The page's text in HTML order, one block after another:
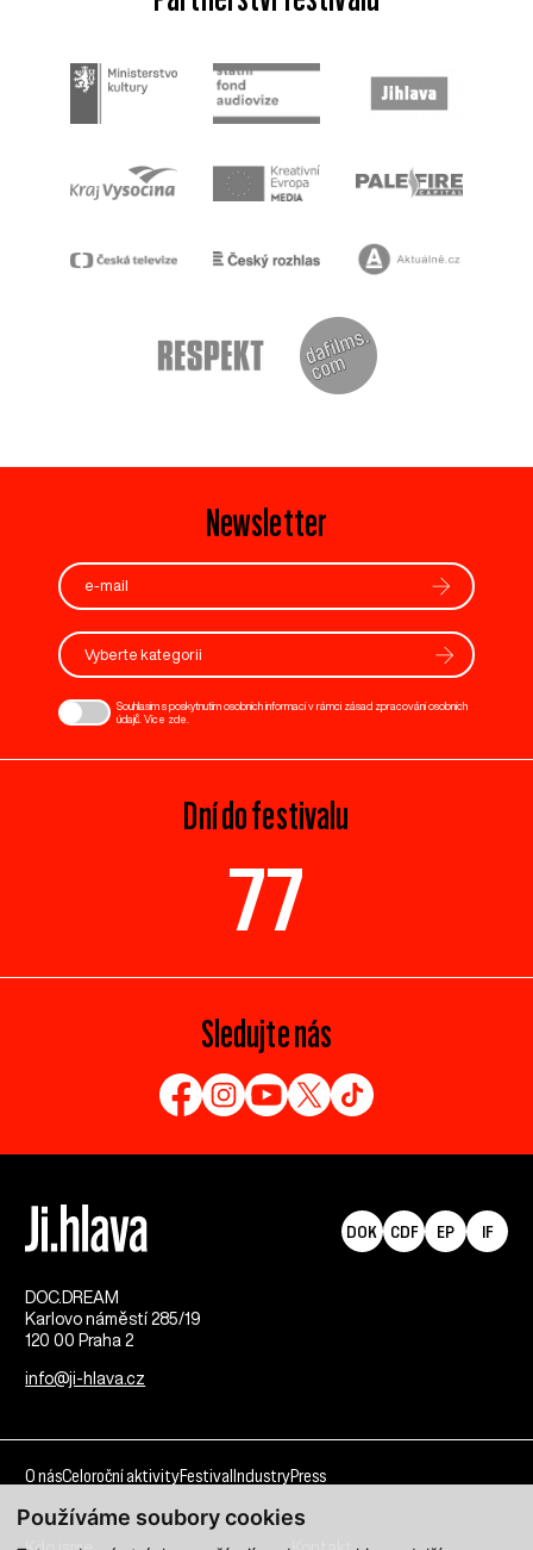
Používáme soubory cookies
Newsletter
Vyberte kategorii
Souhlasím s poskytnutím osobních informací v rámci zásad zpracování osobních
údajů. Více zde
Dní do festivalu
77
Sledujte nás
DOC.DREAM​
Karlovo náměstí 285/19
120 00 Praha 2
info@ji-hlava.cz
DOK CDF EP IF
O násCeloroční aktivityFestival IndustryPress